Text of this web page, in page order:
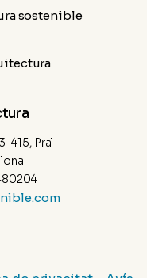
sostenible
415, Pral